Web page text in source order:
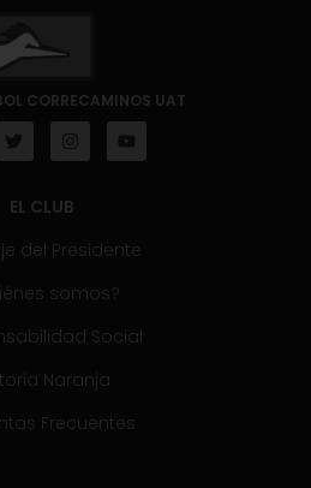
CORRECAMINOS UAT
EL CLUB
del Presidente
somos?
Social
Naranja
Frecuentes